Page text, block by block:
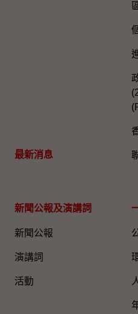
最新消息
新聞公報及演講詞
新聞公報
演講詞
活動